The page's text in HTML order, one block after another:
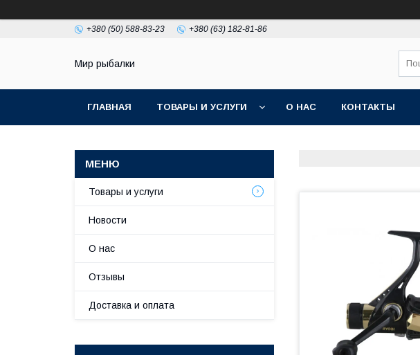
+380 (50) 588-83-23 +380 (63) 182-81-86
Мир рыбалки
ГЛАВНАЯ ТОВАРЫ И УСЛУГИ О НАС КОНТАКТЫ
Товары и услуги
Новости
О нас
Отзывы
Доставка и оплата